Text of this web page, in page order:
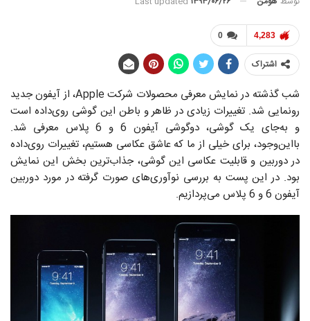
0 4,283
اشتراک
شب گذشته در نمایش معرفی محصولات شرکت Apple، از آیفون جدید
رونمایی شد. تغییرات زیادی در ظاهر و باطن این گوشی روی‌داده است
و به‌جای یک گوشی، دوگوشی آیفون 6 و 6 پلاس معرفی شد.
بااین‌وجود، برای خیلی از ما که عاشق عکاسی هستیم، تغییرات روی‌داده
در دوربین و قابلیت عکاسی این گوشی، جذاب‌ترین بخش این نمایش
بود. در این پست به بررسی نوآوری‌های صورت گرفته در مورد دوربین
آیفون 6 و 6 پلاس می‌پردازیم.